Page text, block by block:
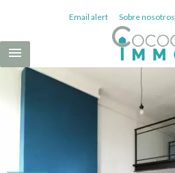
Email alert Sobre nosotros